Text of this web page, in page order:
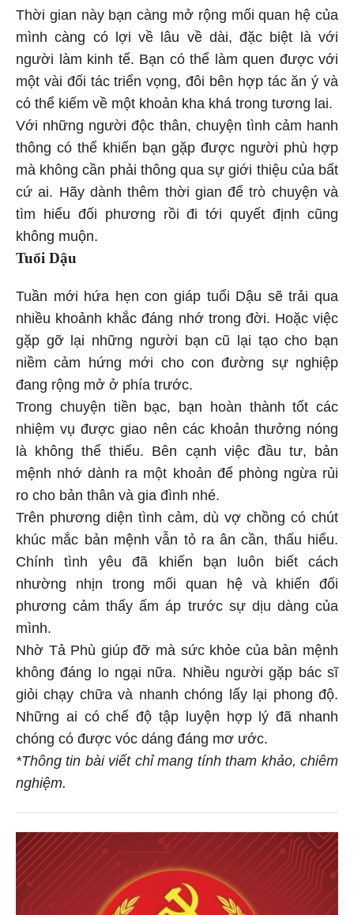
Thời gian này bạn càng mở rộng mối quan hệ của
mình càng có lợi về lâu về dài, đặc biệt là với
người làm kinh tế. Bạn có thể làm quen được với
một vài đối tác triển vọng, đôi bên hợp tác ăn ý và
có thể kiếm về một khoản kha khá trong tương lai.
Với những người độc thân, chuyện tình cảm hanh
thông có thể khiến bạn gặp được người phù hợp
mà không cần phải thông qua sự giới thiệu của bất
cứ ai. Hãy dành thêm thời gian để trò chuyện và
tìm hiểu đối phương rồi đi tới quyết định cũng
không muộn.
Tuổi Dậu
Tuần mới hứa hẹn con giáp tuổi Dậu sẽ trải qua
nhiều khoảnh khắc đáng nhớ trong đời. Hoặc việc
gặp gỡ lại những người bạn cũ lại tạo cho bạn
niềm cảm hứng mới cho con đường sự nghiệp
đang rộng mở ở phía trước.
Trong chuyện tiền bạc, bạn hoàn thành tốt các
nhiệm vụ được giao nên các khoản thưởng nóng
là không thể thiếu. Bên cạnh việc đầu tư, bản
mệnh nhớ dành ra một khoản để phòng ngừa rủi
ro cho bản thân và gia đình nhé.
Trên phương diện tình cảm, dù vợ chồng có chút
khúc mắc bản mệnh vẫn tỏ ra ân cần, thấu hiểu.
Chính tình yêu đã khiến bạn luôn biết cách
nhường nhịn trong mối quan hệ và khiến đối
phương cảm thấy ấm áp trước sự dịu dàng của
mình.
Nhờ Tả Phù giúp đỡ mà sức khỏe của bản mệnh
không đáng lo ngại nữa. Nhiều người gặp bác sĩ
giỏi chạy chữa và nhanh chóng lấy lại phong độ.
Những ai có chế độ tập luyện hợp lý đã nhanh
chóng có được vóc dáng đáng mơ ước.
*Thông tin bài viết chỉ mang tính tham khảo, chiêm
nghiệm.